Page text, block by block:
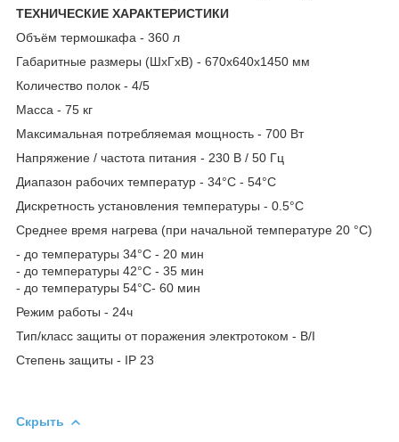
ТЕХНИЧЕСКИЕ ХАРАКТЕРИСТИКИ
Объём термошкафа - 360 л
Габаритные размеры (ШхГхВ) - 670x640x1450 мм
Количество полок - 4/5
Масса - 75 кг
Максимальная потребляемая мощность - 700 Вт
Напряжение / частота питания - 230 В / 50 Гц
Диапазон рабочих температур - 34°С - 54°С
Дискретность установления температуры - 0.5°С
Среднее время нагрева (при начальной температуре 20 °С)
- до температуры 34°С - 20 мин
- до температуры 42°С - 35 мин
- до температуры 54°С- 60 мин
Режим работы - 24ч
Тип/класс защиты от поражения электротоком - B/I
Степень защиты - IP 23
Скрыть